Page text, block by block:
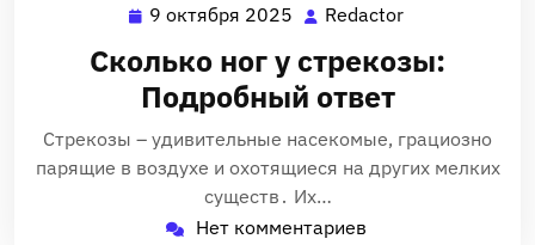
9 октября 2025 9
2025
Redactor
Сколько ног у стрекозы:
Подробный ответ
Стрекозы – удивительные насекомые‚ грациозно
парящие в воздухе и охотящиеся на других мелких
существ․ Их…
Нет комментариев